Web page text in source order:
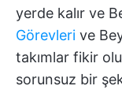
yerde kalır ve
Görevleri ve
takımlar fikir
sorunsuz bir